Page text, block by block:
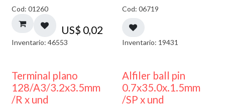
Cod: 01260
US$ 0,02
Inventario: 46553
Cod: 06719
Inventario: 19431
Terminal plano
128/A3/3.2x3.5mm
/R x und
Alfiler ball pin
0.7x35.0x.1.5mm
/SP x und